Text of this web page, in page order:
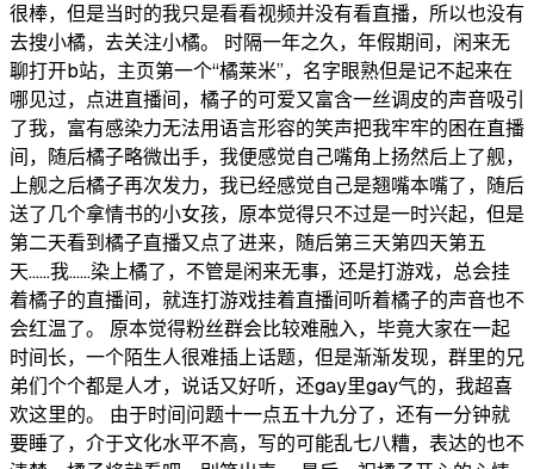
很棒，但是当时的我只是看看视频并没有看直播，所以也没有
去搜小橘，去关注小橘。 时隔一年之久，年假期间，闲来无
聊打开b站，主页第一个“橘莱米”，名字眼熟但是记不起来在
哪见过，点进直播间，橘子的可爱又富含一丝调皮的声音吸引
了我，富有感染力无法用语言形容的笑声把我牢牢的困在直播
间，随后橘子略微出手，我便感觉自己嘴角上扬然后上了舰，
上舰之后橘子再次发力，我已经感觉自己是翘嘴本嘴了，随后
送了几个拿情书的小女孩，原本觉得只不过是一时兴起，但是
第二天看到橘子直播又点了进来，随后第三天第四天第五
天……我……染上橘了，不管是闲来无事，还是打游戏，总会挂
着橘子的直播间，就连打游戏挂着直播间听着橘子的声音也不
会红温了。 原本觉得粉丝群会比较难融入，毕竟大家在一起
时间长，一个陌生人很难插上话题，但是渐渐发现，群里的兄
弟们个个都是人才，说话又好听，还gay里gay气的，我超喜
欢这里的。 由于时间问题十一点五十九分了，还有一分钟就
要睡了，介于文化水平不高，写的可能乱七八糟，表达的也不